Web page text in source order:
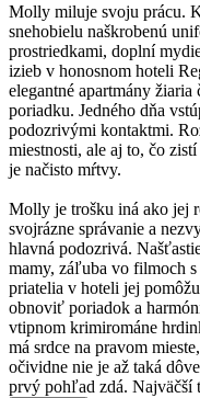
Molly miluje svoju prácu.
snehobielu naškrobenú
prostriedkami, doplní
izieb v honosnom hoteli
elegantné apartmány
poriadku. Jedného dňa
podozrivými kontaktmi.
miestnosti, ale aj to, čo
je načisto mŕtvy.
Molly je trošku iná ako jej
svojrázne správanie a
hlavná podozrivá.
mamy, záľuba vo filmoch
priatelia v hoteli jej
obnoviť poriadok a
vtipnom krimirománe
má srdce na pravom
očividne nie je až taká
prvý pohľad zdá. Najväčší